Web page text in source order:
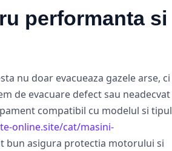
performanta si
nu doar evacueaza gazele arse, ci
de evacuare defect sau neadecvat
compatibil cu modelul si tipul
online.site/cat/masini-
bun asigura protectia motorului si